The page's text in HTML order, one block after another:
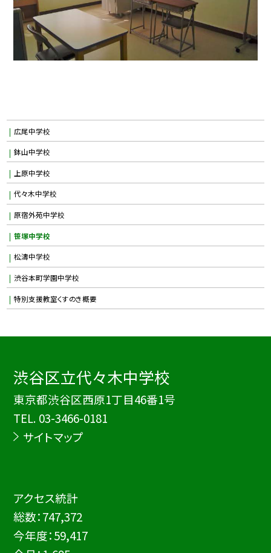
広尾中学校
鉢山中学校
上原中学校
代々木中学校
原宿外苑中学校
笹塚中学校
松濤中学校
渋谷本町学園中学校
特別支援教室くすのき概要
渋谷区立代々木中学校
東京都渋谷区西原1丁目46番1号
TEL. 03-3466-0181
サイトマップ
アクセス統計
総数：747,372
今年度：59,417